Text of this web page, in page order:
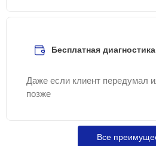
Бесплатная диагностика
Даже если клиент передумал
позже
Все